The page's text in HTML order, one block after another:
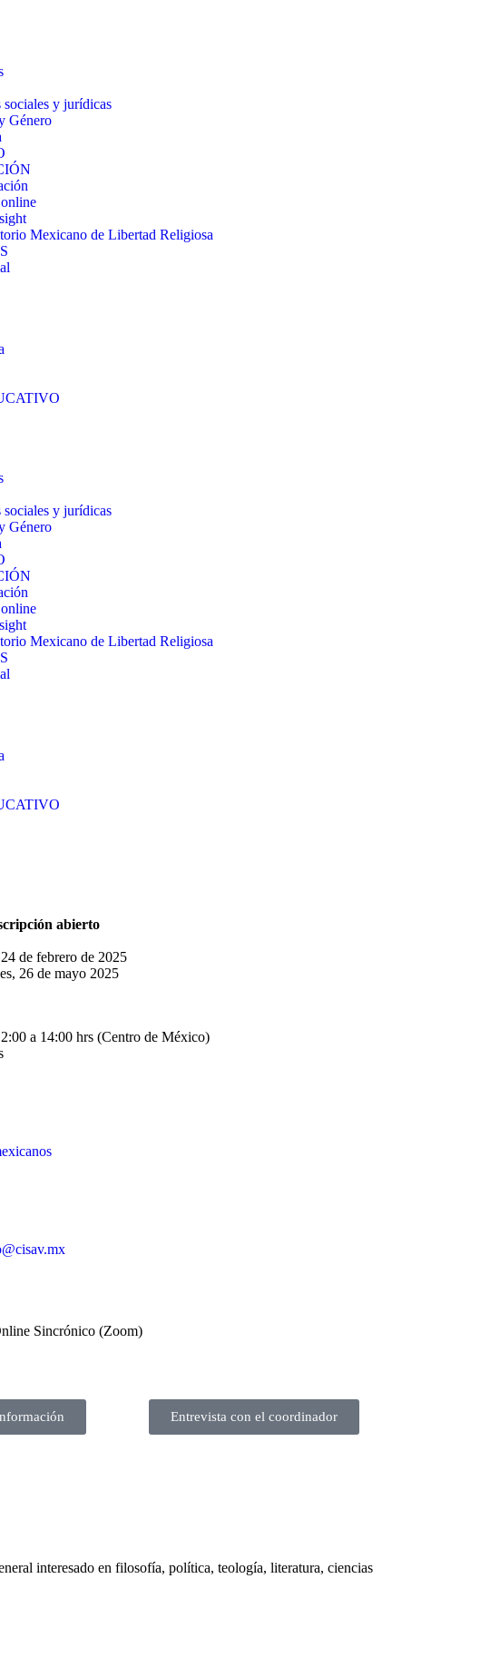
sociales y jurídicas
Género
Mexicano de Libertad Religiosa
sociales y jurídicas
Género
Mexicano de Libertad Religiosa
abierto
de febrero de 2025
26 de mayo 2025
a 14:00 hrs (Centro de México)
Sincrónico (Zoom)
Entrevista con el coordinador
interesado en filosofía, política, teología, literatura, ciencias